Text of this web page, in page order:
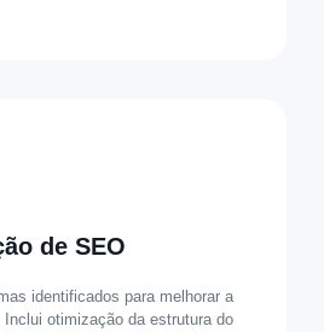
de SEO
identificados para melhorar a
otimização da estrutura do